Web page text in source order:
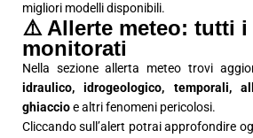
migliori modelli disponibili.
⚠️ Allerte meteo: tutti i
monitorati
Nella sezione allerta meteo trovi
idraulico, idrogeologico, temporali,
ghiaccioe altri fenomeni pericolosi.
Cliccando sull’alert potrai approfondire